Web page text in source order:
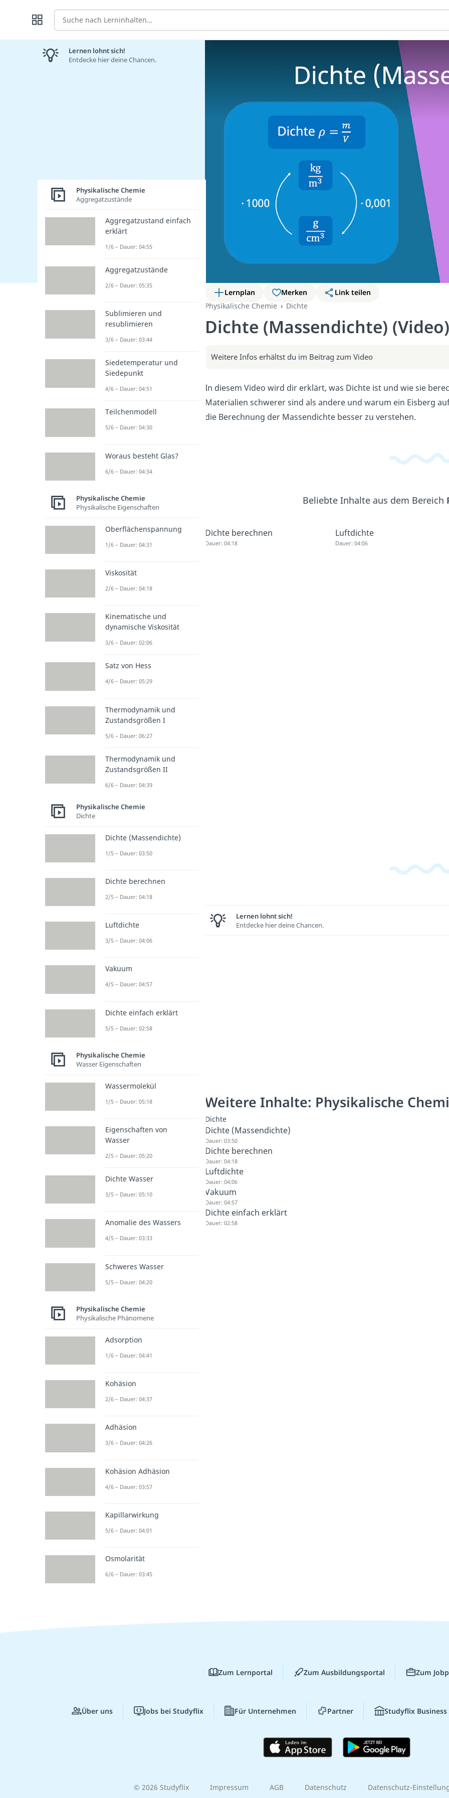
Suche
Lernplan Merken
Link teilen
Physikalische Chemie
Dichte
Dichte (Massendichte) (Video)
Weitere Infos erhältst du im Beitrag zum Video
In diesem Video wird dir erklärt, was Dichte ist und wie sie
Materialien schwerer sind als andere und warum ein Eisberg
die Berechnung der Massendichte besser zu verstehen.
Beliebte Inhalte aus dem Bereich
Dichte berechnen
Dauer: 04:18
Luftdichte
Dauer: 04:06
Lernen lohnt sich!
Entdecke hier deine Chancen.
Weitere Inhalte: Physikalische
Dichte
Dichte (Massendichte)
Dauer: 03:50
Dichte berechnen
Dauer: 04:18
Luftdichte
Dauer: 04:06
Vakuum
Dauer: 04:57
Dichte einfach erklärt
Dauer: 02:58
Lernen lohnt sich!
Entdecke hier deine Chancen.
Physikalische Chemie
Aggregatzustände
Aggregatzustand einfach
erklärt
1/6 – Dauer: 04:55
Aggregatzustände
2/6 – Dauer: 05:35
Sublimieren und
resublimieren
3/6 – Dauer: 03:44
Siedetemperatur und
Siedepunkt
4/6 – Dauer: 04:51
Teilchenmodell
5/6 – Dauer: 04:30
Woraus besteht Glas?
6/6 – Dauer: 04:34
Physikalische Chemie
Physikalische Eigenschaften
Oberflächenspannung
1/6 – Dauer: 04:31
Viskosität
2/6 – Dauer: 04:18
Kinematische und
dynamische Viskosität
3/6 – Dauer: 02:06
Satz von Hess
4/6 – Dauer: 05:29
Thermodynamik und
Zustandsgrößen I
5/6 – Dauer: 06:27
Thermodynamik und
Zustandsgrößen II
6/6 – Dauer: 04:39
Physikalische Chemie
Dichte
Dichte (Massendichte)
1/5 – Dauer: 03:50
Dichte berechnen
2/5 – Dauer: 04:18
Luftdichte
3/5 – Dauer: 04:06
Vakuum
4/5 – Dauer: 04:57
Dichte einfach erklärt
5/5 – Dauer: 02:58
Physikalische Chemie
Wasser Eigenschaften
Wassermolekül
1/5 – Dauer: 05:18
Eigenschaften von
Wasser
2/5 – Dauer: 05:20
Dichte Wasser
3/5 – Dauer: 05:10
Anomalie des Wassers
4/5 – Dauer: 03:33
Schweres Wasser
5/5 – Dauer: 04:20
Physikalische Chemie
Physikalische Phänomene
Adsorption
1/6 – Dauer: 04:41
Kohäsion
2/6 – Dauer: 04:37
Adhäsion
3/6 – Dauer: 04:26
Kohäsion Adhäsion
4/6 – Dauer: 03:57
Kapillarwirkung
5/6 – Dauer: 04:01
Osmolarität
6/6 – Dauer: 03:45
Zum Lernportal Zum Ausbildungsportal Zum
Über uns Jobs bei Studyflix Für Unternehmen Partner Studyflix Business
© 2026 Studyflix Impressum AGB Datenschutz Datenschutz-